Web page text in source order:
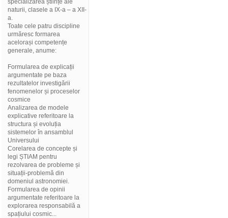
specializarea științe ale
naturii, clasele a IX-a – a XII-
a.
Toate cele patru discipline
urmăresc formarea
acelorași competențe
generale, anume:
Formularea de explicații
argumentate pe baza
rezultatelor investigării
fenomenelor și proceselor
cosmice
Analizarea de modele
explicative referitoare la
structura și evoluția
sistemelor în ansamblul
Universului
Corelarea de concepte și
legi ȘTIAM pentru
rezolvarea de probleme și
situații-problemă din
domeniul astronomiei.
Formularea de opinii
argumentate referitoare la
explorarea responsabilă a
spațiului cosmic...